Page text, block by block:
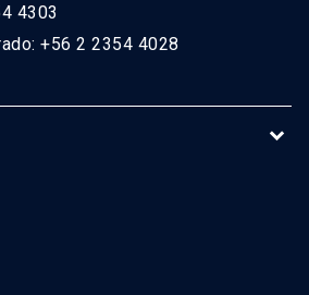
4303
+56 2 2354 4028